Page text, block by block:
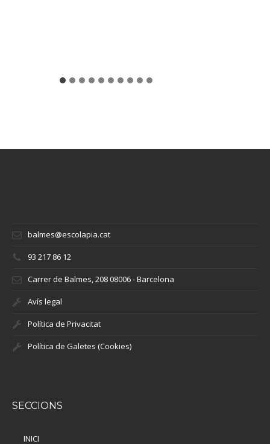
balmes@escolapia.cat
93 217 86 12
Carrer de Balmes, 208 08006 - Barcelona
Avís legal
Política de Privacitat
Política de Galetes (Cookies)
SECCIONS
INICI